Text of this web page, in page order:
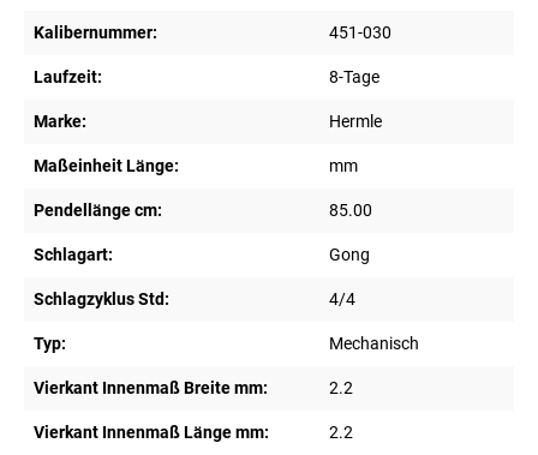
Kalibernummer: 451-030
Laufzeit: 8-Tage
Marke: Hermle
Maßeinheit Länge: mm
Pendellänge cm: 85.00
Schlagart: Gong
Schlagzyklus Std: 4/4
Typ: Mechanisch
Vierkant Innenmaß Breite mm: 2.2
Vierkant Innenmaß Länge mm: 2.2